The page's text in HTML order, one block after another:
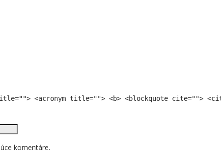
<acronym title=""> <b> <blockquote cite="">
komentáre.